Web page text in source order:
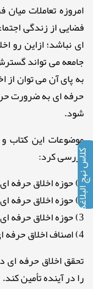
کلاس نهج البلاغه
امروزه تعاملات
فضایی از زندگی
ای نباشد؛ ازاین رو
جامعه می تواند
به پای آن می توان
حرفه ای به ضرورت
شود.
موضوعات این کتاب
بررسی کرد:
1) حوزه اخلاق حرفه ای فردی- شغلی؛
2) حوزه اخلاق حرفه ای ساختاری؛
3) حوزه اخلاق حرفه ای تعاملی؛
4) اصناف اخلاق حرفه ای
تحقق اخلاق حرفه ای
را در آینده تأمین کند.